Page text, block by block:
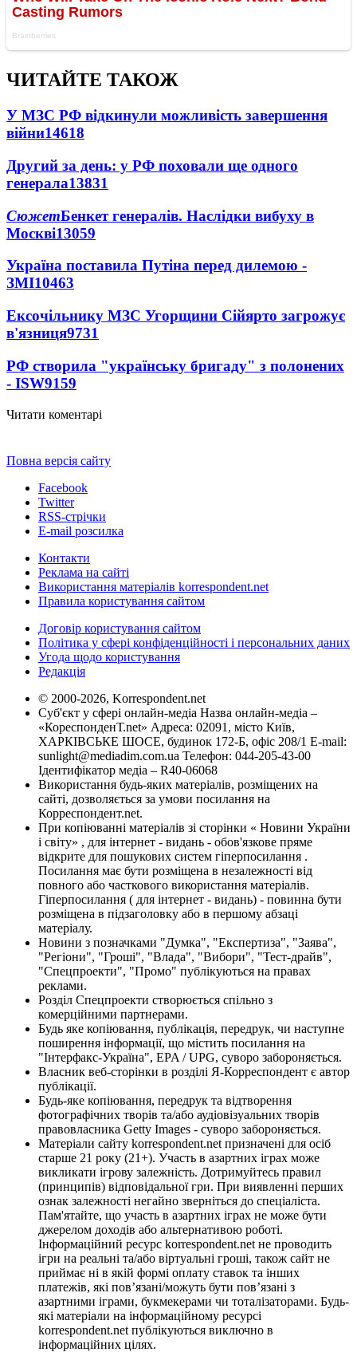
ЧИТАЙТЕ ТАКОЖ
У МЗС РФ відкинули можливість завершення
війни14618
Другий за день: у РФ поховали ще одного
генерала13831
СюжетБенкет генералів. Наслідки вибуху в
Москві13059
Україна поставила Путіна перед дилемою -
ЗМІ10463
Ексочільнику МЗС Угорщини Сійярто загрожує
в'язниця9731
РФ створила "українську бригаду" з полонених
- ISW9159
Читати коментарі
Повна версія сайту
Facebook
Twitter
RSS-стрічки
E-mail розсилка
Контакти
Реклама на сайті
Використання матеріалів korrespondent.net
Правила користування сайтом
Договір користування сайтом
Політика у сфері конфіденційності і персональних даних
Угода щодо користування
Редакція
© 2000-2026, Korrespondent.net
Суб'єкт у сфері онлайн-медіа Назва онлайн-медіа –
«КореспонденТ.net» Адреса: 02091, місто Київ,
ХАРКІВСЬКЕ ШОСЕ, будинок 172-Б, офіс 208/1 E-mail:
sunlight@mediadim.com.ua Телефон: 044-205-43-00
Ідентифікатор медіа – R40-06068
Використання будь-яких матеріалів, розміщених на
сайті, дозволяється за умови посилання на
Корреспондент.net.
При копіюванні матеріалів зі сторінки « Новини України
і світу» , для інтернет - видань - обов'язкове пряме
відкрите для пошукових систем гіперпосилання .
Посилання має бути розміщена в незалежності від
повного або часткового використання матеріалів.
Гіперпосилання ( для інтернет - видань) - повинна бути
розміщена в підзаголовку або в першому абзаці
матеріалу.
Новини з позначками "Думка", "Експертиза", "Заява",
"Регіони", "Гроші", "Влада", "Вибори", "Тест-драйв",
"Спецпроекти", "Промо" публікуються на правах
реклами.
Розділ Спецпроекти створюється спільно з
комерційними партнерами.
Будь яке копіювання, публікація, передрук, чи наступне
поширення інформації, що містить посилання на
"Інтерфакс-Україна", EPA / UPG, суворо забороняється.
Власник веб-сторінки в розділі Я-Корреспондент є автор
публікації.
Будь-яке копіювання, передрук та відтворення
фотографічних творів та/або аудіовізуальних творів
правовласника Getty Images - суворо забороняється.
Матеріали сайту korrespondent.net призначені для осіб
старше 21 року (21+). Участь в азартних іграх може
викликати ігрову залежність. Дотримуйтесь правил
(принципів) відповідальної гри. При виявленні перших
ознак залежності негайно зверніться до спеціаліста.
Пам'ятайте, що участь в азартних іграх не може бути
джерелом доходів або альтернативою роботі.
Інформаційний ресурс korrespondent.net не проводить
ігри на реальні та/або віртуальні гроші, також сайт не
приймає ні в якій формі оплату ставок та інших
платежів, які пов’язані/можуть бути пов’язані з
азартними іграми, букмекерами чи тоталізаторами. Будь-
які матеріали на інформаційному ресурсі
korrespondent.net публікуються виключно в
інформаційних цілях.